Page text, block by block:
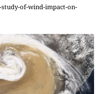
study-of-wind-impact-on-